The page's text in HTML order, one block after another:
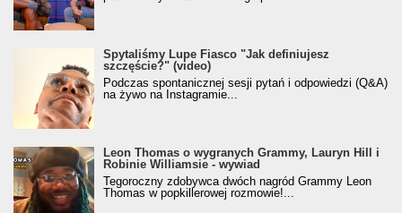
Spytaliśmy Lupe Fiasco "Jak definiujesz
szczęście?" (video)
Podczas spontanicznej sesji pytań i odpowiedzi (Q&A)
na żywo na Instagramie...
Leon Thomas o wygranych Grammy, Lauryn Hill i
Robinie Williamsie - wywiad
Tegoroczny zdobywca dwóch nagród Grammy Leon
Thomas w popkillerowej rozmowie!...